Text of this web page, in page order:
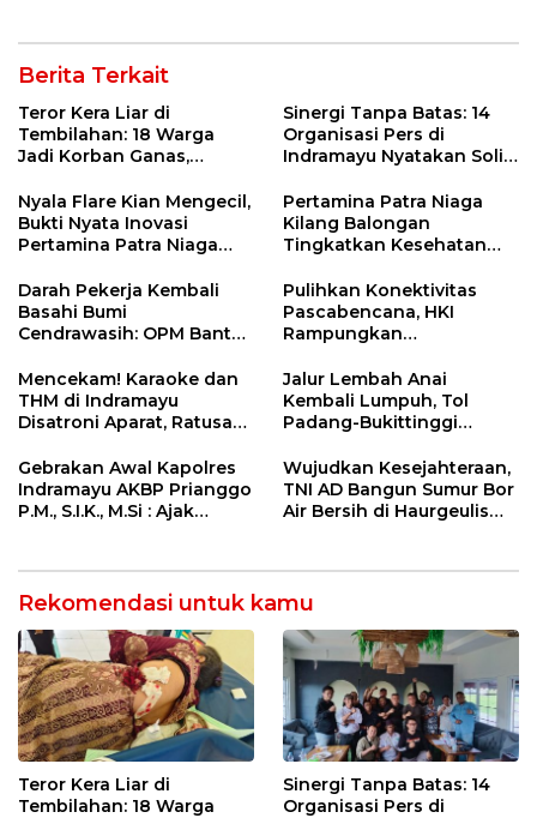
Berita Terkait
Teror Kera Liar di
Tembilahan: 18 Warga
Jadi Korban Ganas,
12 Jahitan!
Sinergi Tanpa Batas: 14
Organisasi Pers di
Indramayu Nyatakan Solid
Nyala Flare Kian Mengecil,
Bukti Nyata Inovasi
Pertamina Patra Niaga
Net Zero Emission 2060
Pertamina Patra Niaga
Kilang Balongan
Tingkatkan Kesehatan
Pemeriksaan Kesehatan
Rutin dan Edukasi
Perawatan Gigi
Darah Pekerja Kembali
Basahi Bumi
Cendrawasih: OPM Bantai
di Tolikara!
Pulihkan Konektivitas
Pascabencana, HKI
Rampungkan
Lembah Anai dan Malalak
Mencekam! Karaoke dan
THM di Indramayu
Disatroni Aparat, Ratusan
Dites Urine!
Jalur Lembah Anai
Kembali Lumpuh, Tol
Padang-Bukittinggi
Strategis
Gebrakan Awal Kapolres
Indramayu AKBP Prianggo
P.M., S.I.K., M.Si : Ajak
Wujudkan Kesejahteraan,
TNI AD Bangun Sumur Bor
Air Bersih di Haurgeulis
Rekomendasi untuk kamu
Teror Kera Liar di
Tembilahan: 18 Warga
Sinergi Tanpa Batas: 14
Organisasi Pers di